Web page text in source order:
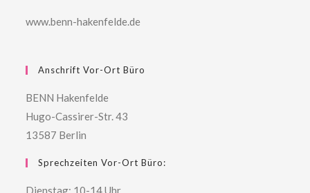
www.benn-hakenfelde.de
Anschrift Vor-Ort Büro
BENN Hakenfelde
Hugo-Cassirer-Str. 43
13587 Berlin
Sprechzeiten Vor-Ort Büro:
Dienstag: 10-14 Uhr